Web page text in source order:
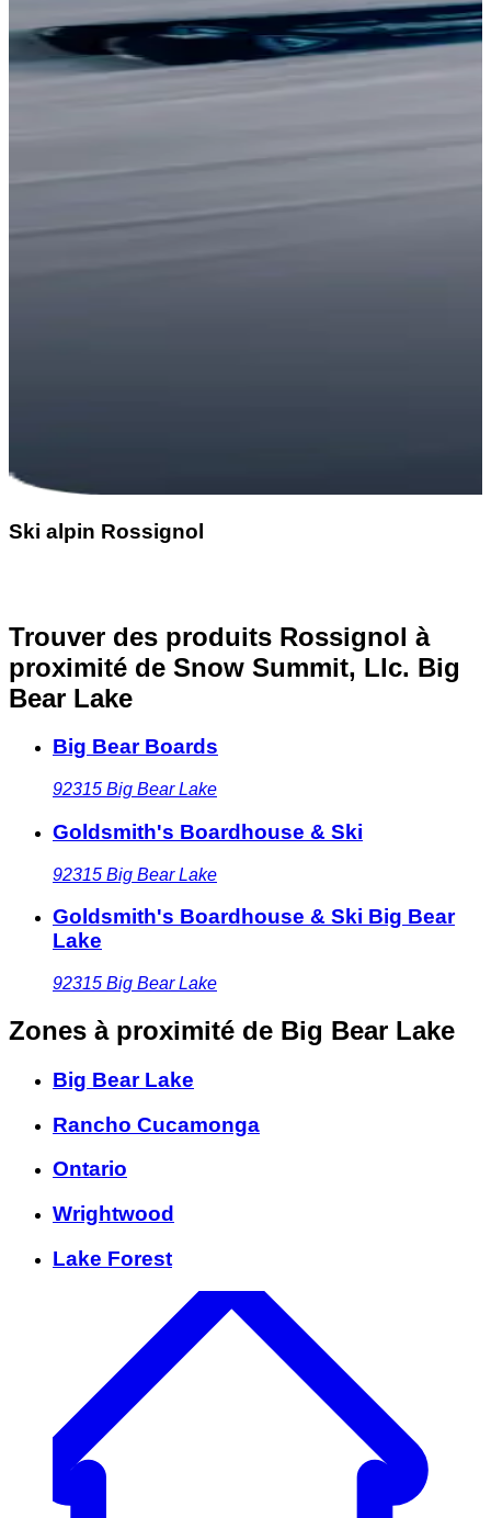
Ski alpin Rossignol
Trouver des produits Rossignol à
proximité de Snow Summit, Llc. Big
Bear Lake
Big Bear Boards
92315 Big Bear Lake
Goldsmith's Boardhouse & Ski
92315 Big Bear Lake
Goldsmith's Boardhouse & Ski Big Bear
Lake
92315 Big Bear Lake
Zones à proximité de Big Bear Lake
Big Bear Lake
Rancho Cucamonga
Ontario
Wrightwood
Lake Forest